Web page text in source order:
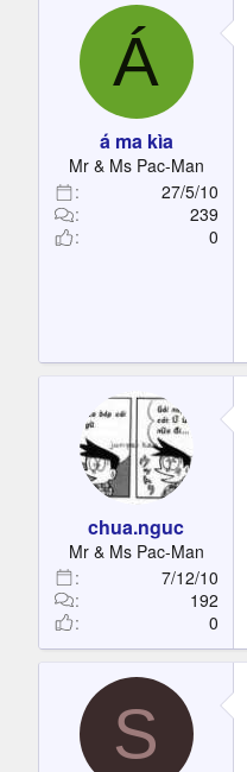
Á
á ma kìa
Mr & Ms Pac-Man
27/5/10
239
0
chua.nguc
Mr & Ms Pac-Man
7/12/10
192
0
S